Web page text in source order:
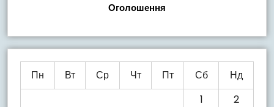
Оголошення
Пн Вт Ср Чт Пт Сб
Нд
1
2